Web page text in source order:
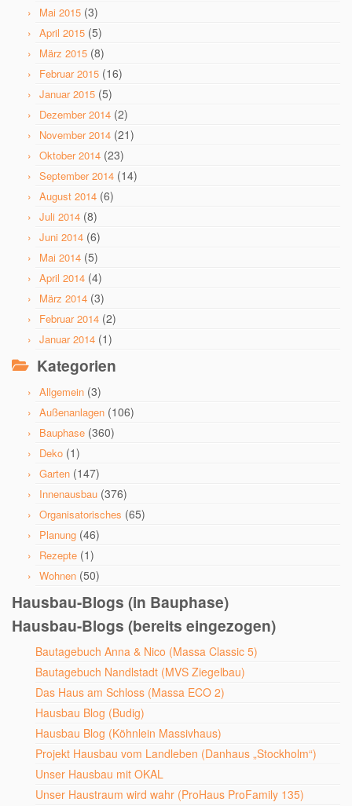
Mai 2015 (3)
April 2015 (5)
März 2015 (8)
Februar 2015 (16)
Januar 2015 (5)
Dezember 2014 (2)
November 2014 (21)
Oktober 2014 (23)
September 2014 (14)
August 2014 (6)
Juli 2014 (8)
Juni 2014 (6)
Mai 2014 (5)
April 2014 (4)
März 2014 (3)
Februar 2014 (2)
Januar 2014 (1)
Kategorien
Allgemein (3)
Außenanlagen (106)
Bauphase (360)
Deko (1)
Garten (147)
Innenausbau (376)
Organisatorisches (65)
Planung (46)
Rezepte (1)
Wohnen (50)
Hausbau-Blogs (in Bauphase)
Hausbau-Blogs (bereits eingezogen)
Bautagebuch Anna & Nico (Massa Classic 5)
Bautagebuch Nandlstadt (MVS Ziegelbau)
Das Haus am Schloss (Massa ECO 2)
Hausbau Blog (Budig)
Hausbau Blog (Köhnlein Massivhaus)
Projekt Hausbau vom Landleben (Danhaus „Stockholm“)
Unser Hausbau mit OKAL
Unser Haustraum wird wahr (ProHaus ProFamily 135)